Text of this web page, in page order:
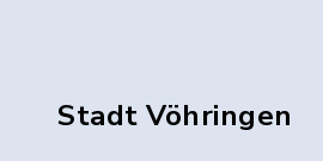
Stadt Vöhringen